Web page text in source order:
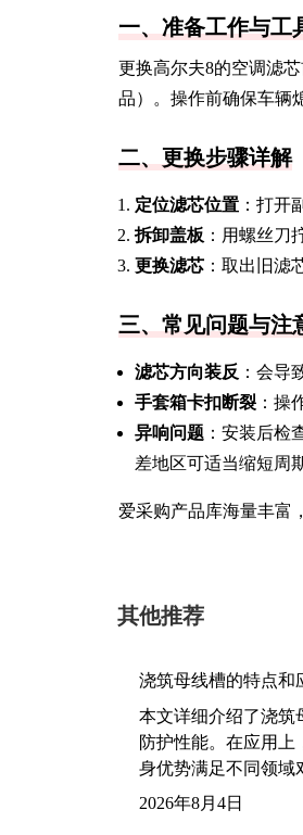
一、准备工作与工
更换高尔夫8的空调滤
品）。操作前确保车辆
二、更换步骤详解
定位滤芯位置 ：打开
拆卸盖板 ：用螺丝刀
更换滤芯 ：取出旧滤
三、常见问题与注
滤芯方向装反 ：会导
手套箱卡扣断裂 ：操
异响问题 ：安装后检
差地区可适当缩短周
爱采购产品库海量丰富
其他推荐
浇筑母线槽的特点和
本文详细介绍了浇筑
防护性能。在应用
身优势满足不同领域
2026年8月4日